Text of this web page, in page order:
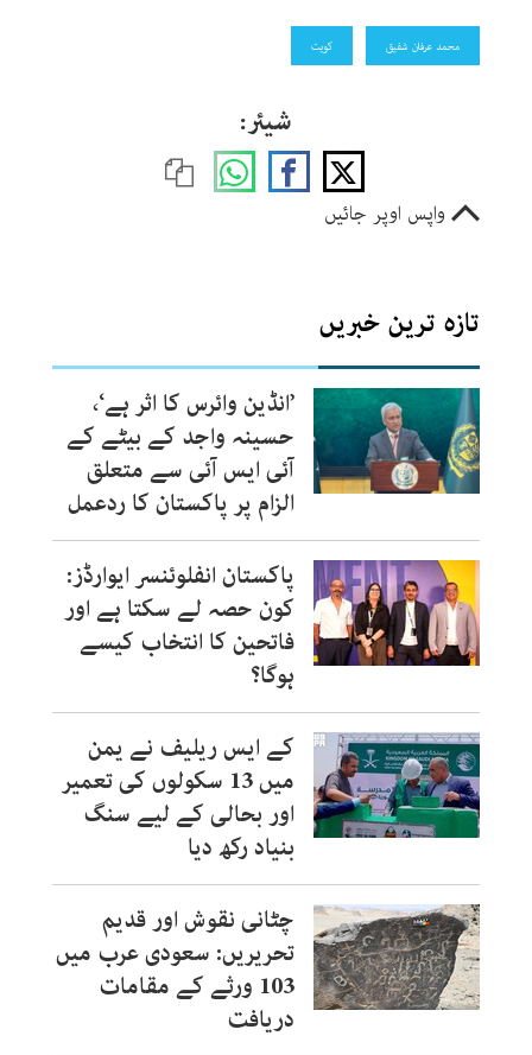
محمد عرفان شفیق کویت
شیئر:
واپس اوپر جائیں
تازہ ترین خبریں
’انڈین وائرس کا اثر ہے‘،
حسینہ واجد کے بیٹے کے
آئی ایس آئی سے متعلق
الزام پر پاکستان کا ردعمل
پاکستان انفلوئنسر ایوارڈز:
کون حصہ لے سکتا ہے اور
فاتحین کا انتخاب کیسے
ہوگا؟
کے ایس ریلیف نے یمن
میں 13 سکولوں کی تعمیر
اور بحالی کے لیے سنگ
بنیاد رکھ دیا
چٹانی نقوش اور قدیم
تحریریں: سعودی عرب میں
103 ورثے کے مقامات
دریافت